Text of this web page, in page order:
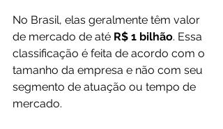
No Brasil, elas geralmente têm valor
de mercado de até R$ 1 bilhão. Essa
classificação é feita de acordo com o
tamanho da empresa e não com seu
segmento de atuação ou tempo de
mercado.